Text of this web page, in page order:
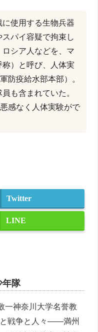
使用する生物兵器
パイ容疑で拘束し
シア人などを、マ
）と呼び、人体実
防疫給水部本部）。
も含まれていた。
感なく人体実験がで
Twitter
LINE
年隊
一神奈川大学名誉教
戦争と人々――満州